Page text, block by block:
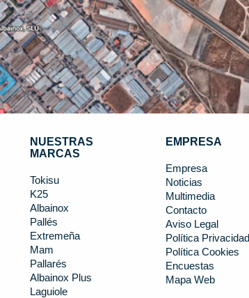
NUESTRAS
MARCAS
Tokisu
K25
Albainox
Pallés
Extremeña
Mam
Pallarés
Albainox Plus
Laguiole
EMPRESA
Empresa
Noticias
Multimedia
Contacto
Aviso Legal
Política Privacidad
Política Cookies
Encuestas
Mapa Web